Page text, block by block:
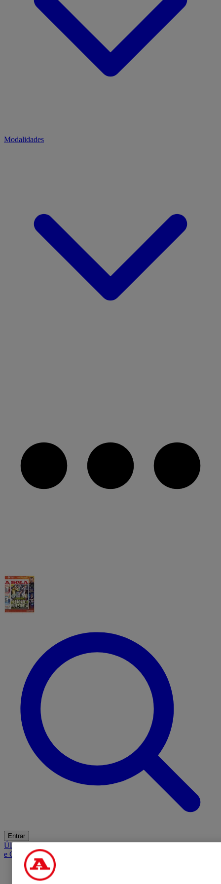
Modalidades
Entrar
ÚltimasMercadoOpiniãoiGaming HubA BOLA SUGEREBarba
e Cabelo